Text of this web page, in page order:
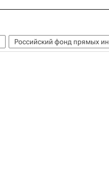
Российский фонд прямых